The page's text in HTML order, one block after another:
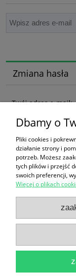
Zmiana hasła
Twój adres e-mail:
zmień hasło
Dbamy o
Pliki cookies i
działanie strony i
potrzeb. Możesz
tych plików i przejść
swoich preferencji,
Więcej o plikach